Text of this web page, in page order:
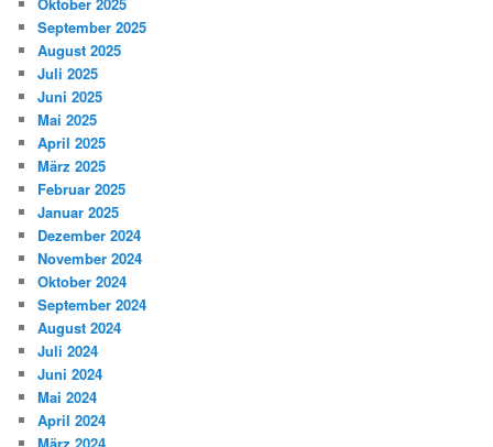
September 2025
August 2025
Juli 2025
Juni 2025
Mai 2025
April 2025
März 2025
Februar 2025
Januar 2025
Dezember 2024
November 2024
Oktober 2024
September 2024
August 2024
Juli 2024
Juni 2024
Mai 2024
April 2024